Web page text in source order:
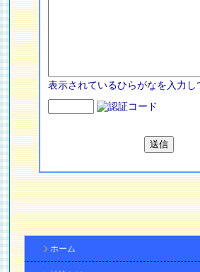
表示されているひらがなを入力し
ホーム